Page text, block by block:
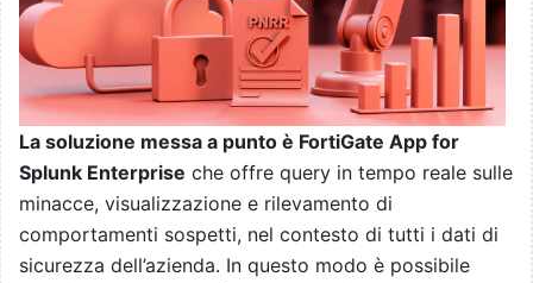
La soluzione messa a punto è FortiGate App for
Splunk Enterprise che offre query in tempo reale sulle
minacce, visualizzazione e rilevamento di
comportamenti sospetti, nel contesto di tutti i dati di
sicurezza dell’azienda. In questo modo è possibile